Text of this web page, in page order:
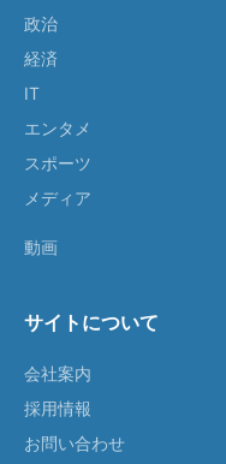
政治
経済
IT
エンタメ
スポーツ
メディア
動画
サイトについて
会社案内
採用情報
お問い合わせ